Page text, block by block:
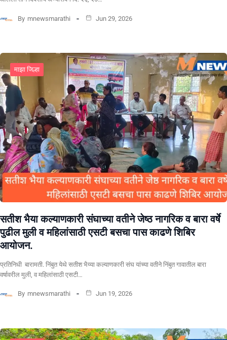
By mnewsmarathi Jun 29, 2026
माझा जिल्हा
सतीश भैया कल्याणकारी संघाच्या वतीने जेष्ठ नागरिक व बारा वर्षे
पुढील मुली व महिलांसाठी एसटी बसचा पास काढणे शिबिर
आयोजन.
प्रतिनिधी बारामती. निंबुत येथे सतीश भैय्या कल्याणकारी संघ यांच्या वतीने निंबुत गावातील बारा
वर्षावरील मुली, व महिलांसाठी एसटी…
By mnewsmarathi Jun 19, 2026